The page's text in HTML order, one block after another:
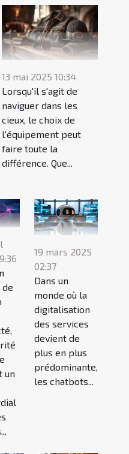
13 mai 2025 10:34
Lorsqu'il s'agit de
naviguer dans les
cieux, le choix de
l'équipement peut
faire toute la
différence. Que...
de
un
19 mars 2025
02:37
Dans un
monde où la
digitalisation
des services
devient de
plus en plus
prédominante,
les chatbots...